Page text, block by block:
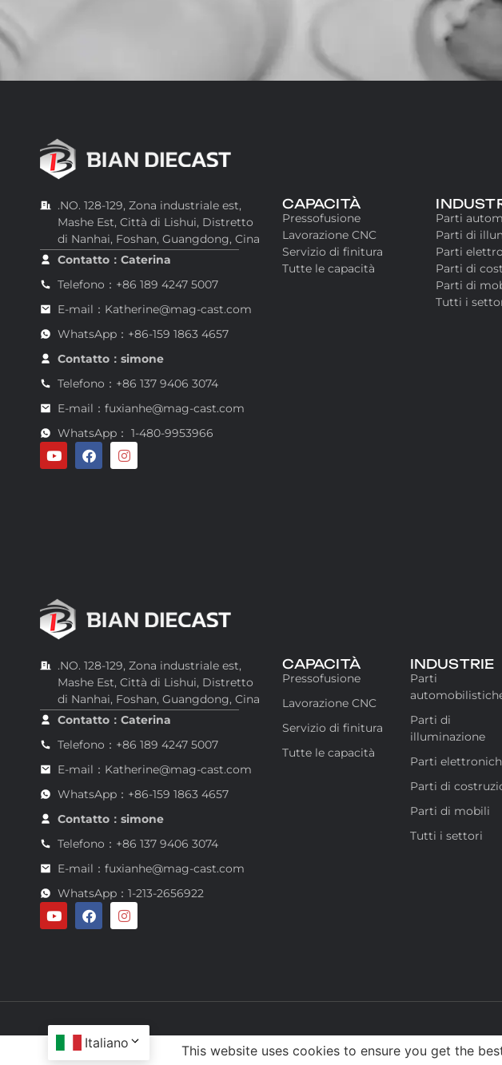
.NO. 128-129, Zona industriale est,
Mashe Est, Città di Lishui, Distretto
di Nanhai, Foshan, Guangdong, Cina
Contatto：Caterina
Telefono：+86 189 4247 5007
E-mail：Katherine@mag-cast.com
WhatsApp：+86-159 1863 4657
Contatto：simone
Telefono：+86 137 9406 3074
E-mail：fuxianhe@mag-cast.com
WhatsApp： 1-480-9953966
CAPACITÀ
Pressofusione
Lavorazione CNC
Servizio di finitura
Tutte le capacità
Parti
Parti di
Parti
Parti di
Parti di
Tutti i
.NO. 128-129, Zona industriale est,
Mashe Est, Città di Lishui, Distretto
di Nanhai, Foshan, Guangdong, Cina
Contatto：Caterina
Telefono：+86 189 4247 5007
E-mail：Katherine@mag-cast.com
WhatsApp：+86-159 1863 4657
Contatto：simone
Telefono：+86 137 9406 3074
E-mail：fuxianhe@mag-cast.com
WhatsApp：1-213-2656922
CAPACITÀ
Pressofusione
Lavorazione CNC
Servizio di finitura
Tutte le capacità
INDUSTRIE
Parti
Parti di
illuminazione
Parti
Parti di
Parti di mobili
Tutti i settori
Italiano This website uses cookies to ensure you get the